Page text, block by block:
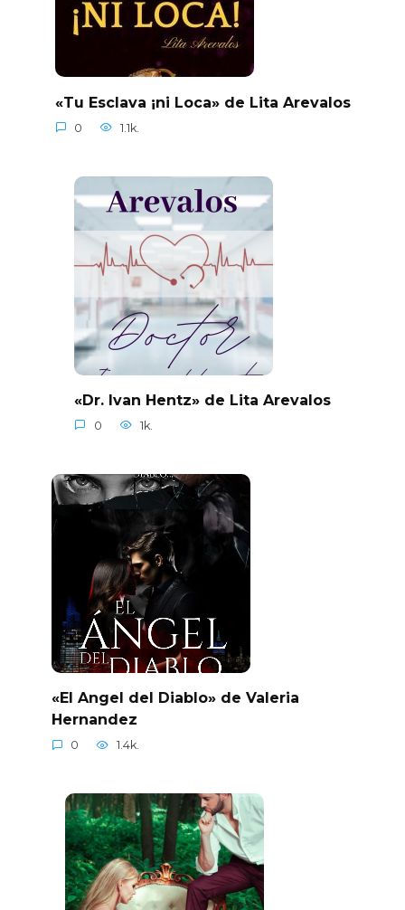
«Tu Esclava ¡ni Loca» de Lita Arevalos
0 1.1k.
«Dr. Ivan Hentz» de Lita Arevalos
0 1k.
«El Angel del Diablo» de Valeria
Hernandez
0 1.4k.